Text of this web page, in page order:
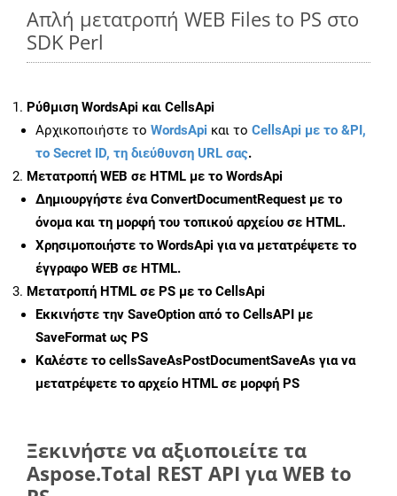
Απλή μετατροπή WEB Files to PS στο
SDK Perl
Ρύθμιση WordsApi και CellsApi
Αρχικοποιήστε το WordsApi και το CellsApi με το &PI,
το Secret ID, τη διεύθυνση URL σας.
Μετατροπή WEB σε HTML με το WordsApi
Δημιουργήστε έναConvertDocumentRequest με το
όνομα και τη μορφή του τοπικού αρχείου σε HTML.
Χρησιμοποιήστε το WordsApi για να μετατρέψετε το
έγγραφο WEB σε HTML.
Μετατροπή HTML σε PS με το CellsApi
Εκκινήστε την SaveOption από το CellsAPI με
SaveFormat ως PS
Καλέστε το cellsSaveAsPostDocumentSaveAs για να
μετατρέψετε το αρχείο HTML σε μορφή PS
Ξεκινήστε να αξιοποιείτε τα
Aspose.Total REST API για WEB to